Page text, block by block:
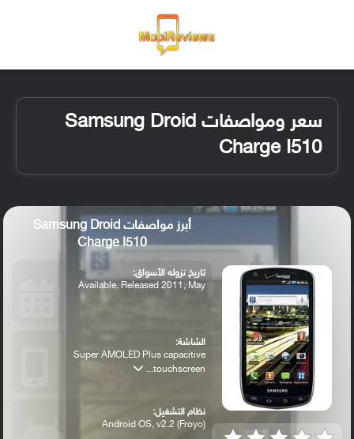
سعر ومواصفات Samsung Droid
Charge I510
أبرز مواصفات Samsung Droid
Charge I510
تاريخ نزوله الأسواق:
Available. Released 2011, May
الشاشة:
Super AMOLED Plus capacitive
touchscreen...
نظام التشغيل:
Android OS, v2.2 (Froyo)